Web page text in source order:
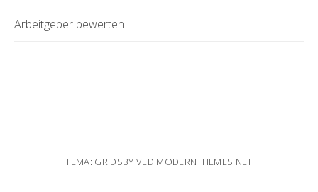
Arbeitgeber bewerten
TEMA: GRIDSBY VED MODERNTHEMES.NET